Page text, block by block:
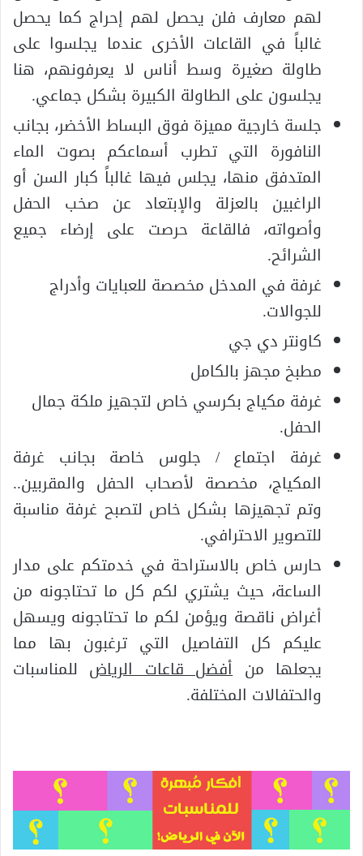
لهم معارف فلن يحصل لهم إحراج كما يحصل
غالباً في القاعات الأخرى عندما يجلسوا على
طاولة صغيرة وسط أناس لا يعرفونهم، هنا
يجلسون على الطاولة الكبيرة بشكل جماعي.
جلسة خارجية مميزة فوق البساط الأخضر، بجانب
النافورة التي تطرب أسماعكم بصوت الماء
المتدفق منها، يجلس فيها غالباً كبار السن أو
الراغبين بالعزلة والإبتعاد عن صخب الحفل
وأصواته، فالقاعة حرصت على إرضاء جميع
الشرائح.
غرفة في المدخل مخصصة للعبايات وأدراج
للجوالات.
كاونتر دي جي
مطبخ مجهز بالكامل
غرفة مكياج بكرسي خاص لتجهيز ملكة جمال
الحفل.
غرفة اجتماع / جلوس خاصة بجانب غرفة
المكياج، مخصصة لأصحاب الحفل والمقربين..
وتم تجهيزها بشكل خاص لتصبح غرفة مناسبة
للتصوير الاحترافي.
حارس خاص بالاستراحة في خدمتكم على مدار
الساعة، حيث يشتري لكم كل ما تحتاجونه من
أغراض ناقصة ويؤمن لكم ما تحتاجونه ويسهل
عليكم كل التفاصيل التي ترغبون بها مما
يجعلها منأفضل قاعات الرياض للمناسبات
والحتفالات المختلفة.